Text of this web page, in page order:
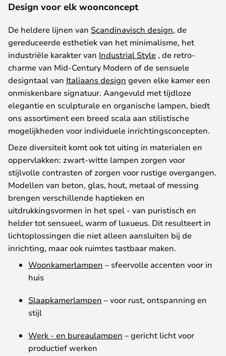
Design voor elk woonconcept
De heldere lijnen van Scandinavisch design, de
gereduceerdeesthetiekvan het minimalisme, het
industriële karaktervan Industrial Style , de retro-
charme van Mid-Century Modern ofde sensuele
designtaalvan Italiaans design geven elke kamereen
onmiskenbare signatuur. Aangevuld mettijdloze
elegantieen sculpturaleen organische lampen, biedt
ons assortimenteen breed scala aan stilistische
mogelijkheden voor individuele inrichtingsconcepten.
Dezediversiteit komtooktot uiting in materialen en
oppervlakken: zwart-witte lampen zorgen voor
stijlvollecontrasten of zorgen voor rustigeovergangen.
Modellen van beton, glas, hout, metaalof messing
brengen verschillende haptieken en
uitdrukkingsvormen in het spel - van puristisch en
heldertot sensueel, warm of luxueus. Dit resulteert in
lichtoplossingen die niet alleen aansluiten bij de
inrichting, maarook ruimtestastbaar maken.
Woonkamerlampen – sfeervolle accenten voor in
huis
Slaapkamerlampen –voor rust, ontspanning en
stijl
Werk - en bureaulampen –gericht lichtvoor
productiefwerken